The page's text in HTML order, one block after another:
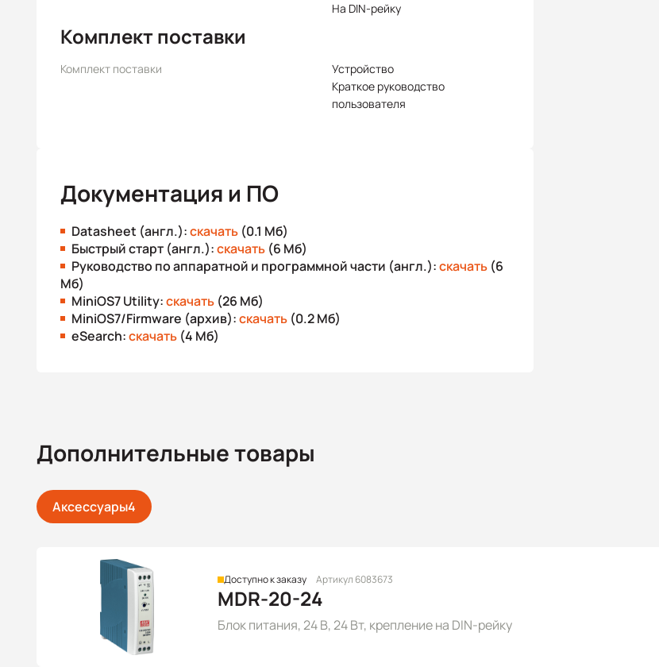
На DIN-рейку
Комплект поставки
Комплект поставки
Устройство
Краткое руководство
пользователя
Документация и ПО
Datasheet (англ.):скачать (0.1 Мб)
Быстрый старт (англ.):скачать (6 Мб)
Руководство по аппаратной и программной части (англ.):скачать (6
Мб)
MiniOS7 Utility:скачать (26 Мб)
MiniOS7/Firmware (архив):скачать (0.2 Мб)
eSearch:скачать (4 Мб)
Дополнительные товары
Аксессуары4
Доступно к заказу Артикул 6083673
MDR-20-24
Блок питания, 24 В, 24 Вт, крепление на DIN-рейку